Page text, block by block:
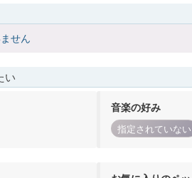
せん
い
音楽の好み
指定されていない